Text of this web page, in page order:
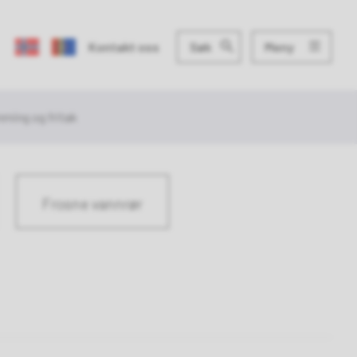
Kontakt oss Søk Meny
og fritak
Frosne vannrør